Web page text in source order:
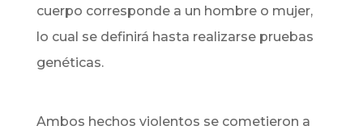
cuerpo corresponde a un hombre o mujer,
lo cual se definirá hasta realizarse pruebas
genéticas.
Ambos hechos violentos se cometieron a